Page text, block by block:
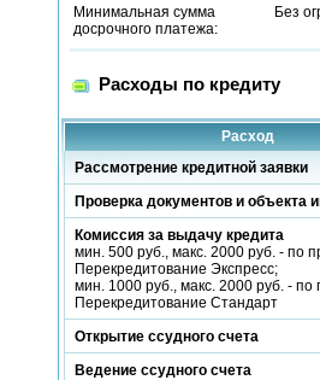
Минимальная сумма
досрочного платежа:
Без
Расходы по кредиту
Расход
Рассмотрение кредитной заявки
Проверка документов и объекта
Комиссия за выдачу кредита
мин. 500 руб., макс. 2000 руб. - по
Перекредитование Экспресс;
мин. 1000 руб., макс. 2000 руб. - по
Перекредитование Стандарт
Открытие ссудного счета
Ведение ссудного счета